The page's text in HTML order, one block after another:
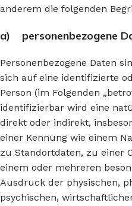
anderem die folgenden
a) personenbezogene
Personenbezogene Daten
sich auf eine identifizierte
Person (im Folgenden
identifizierbar wird eine
direkt oder indirekt,
einer Kennung wie einem
zu Standortdaten, zu einer
einem oder mehreren
Ausdruck der physischen,
psychischen,